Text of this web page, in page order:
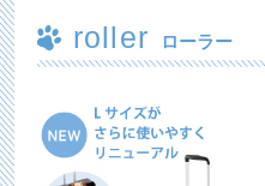
roller ローラー